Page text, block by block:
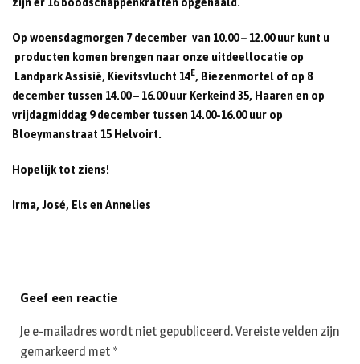
Op woensdagmorgen7 december van 10.00 – 12.00 uur kunt u
producten komen brengen naar onze uitdeellocatie op
Landpark Assisië, Kievitsvlucht 14E, Biezenmortel of op8
decembertussen 14.00 – 16.00 uur Kerkeind 35, Haaren en op
vrijdagmiddag9 decembertussen 14.00-16.00 uur op
Bloeymanstraat 15 Helvoirt.
Hopelijk tot ziens!
Irma, José, Els en Annelies
Geef een reactie
Je e-mailadres wordt niet gepubliceerd.Vereiste velden zijn
gemarkeerd met *